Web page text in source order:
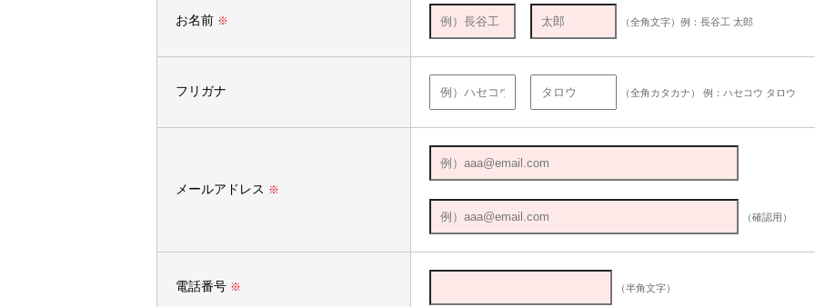
お名前 ※ （全角文字）例：長谷工 太郎
フリガナ （全角カタカナ） 例：ハセコウ タロウ
メールアドレス ※
（確認用）
電話番号 ※ （半角文字）